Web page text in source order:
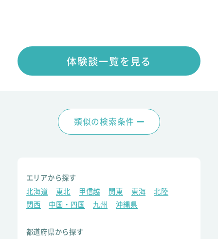
体験談一覧を見る
類似の検索条件
エリアから探す
北海道
東北 甲信越 関東 東海
北陸
関西
中国・四国 九州 沖縄県
都道府県から探す